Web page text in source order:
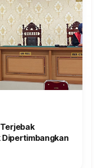
Dipertimbangkan